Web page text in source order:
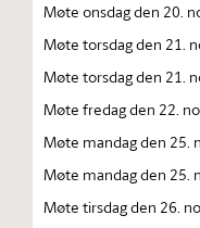
Møte onsdag den 20.
Møte torsdag den 21.
Møte torsdag den 21.
Møte fredag den 22.
Møte mandag den 25.
Møte mandag den 25.
Møte tirsdag den 26.